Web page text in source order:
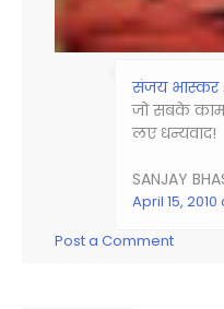
संजय भास्‍कर
जो सबके
लए धन्यवाद!
SANJAY
April 15, 2010
Post a Comment